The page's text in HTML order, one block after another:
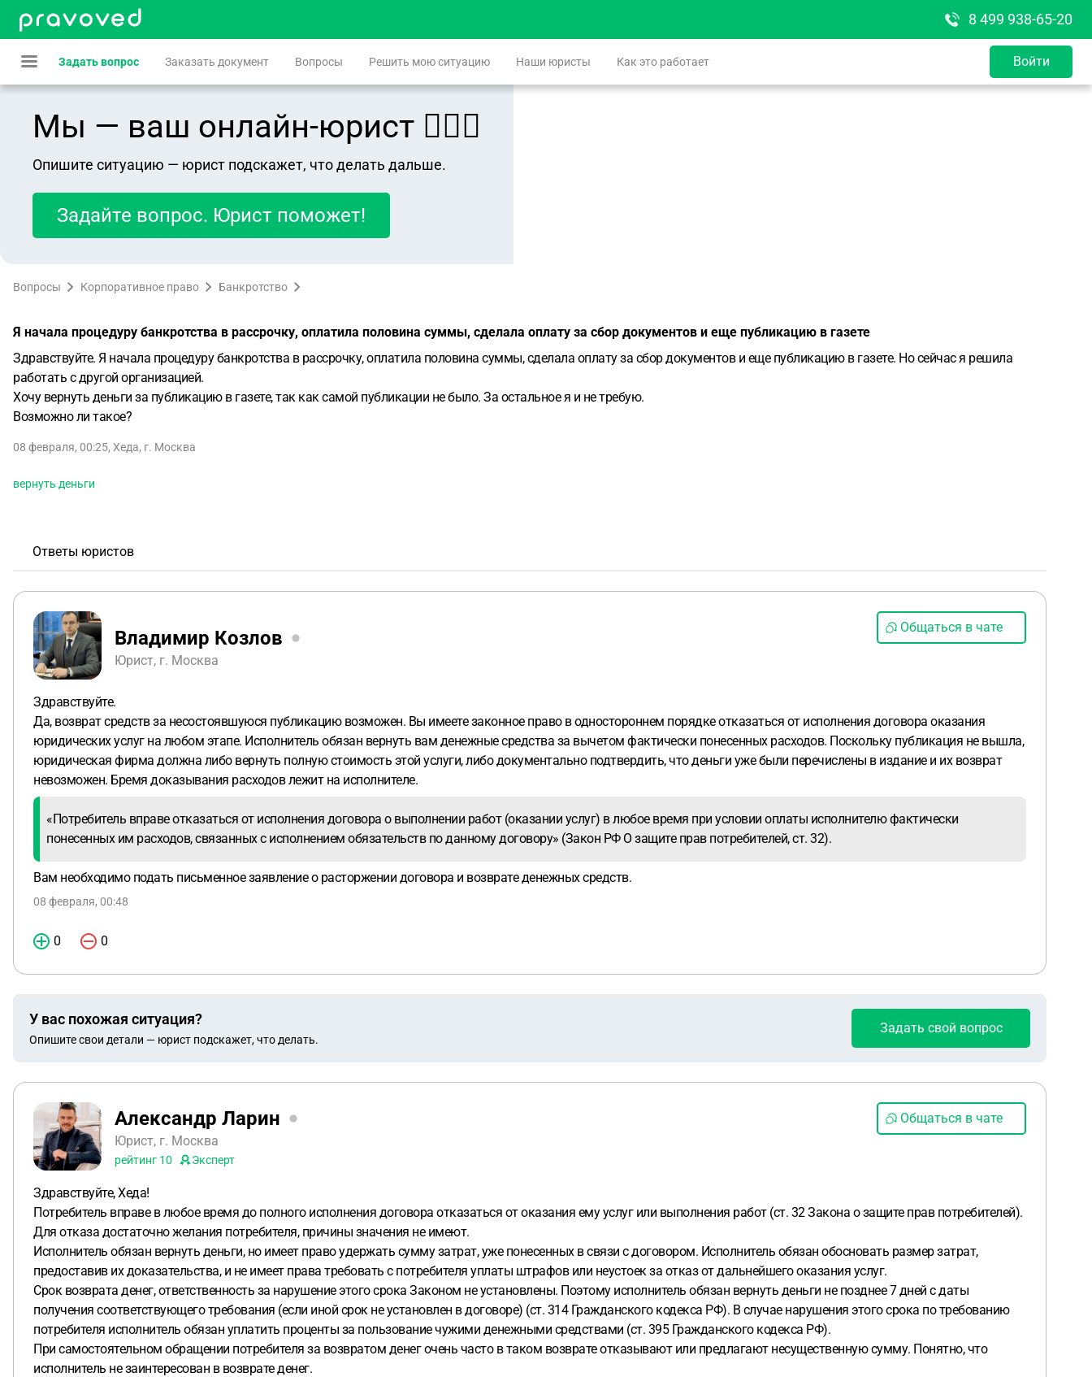
8 499 938-65-20
Задать вопрос Заказать документ Вопросы Решить мою ситуацию Наши юристы Как это работает Войти
Мы — ваш онлайн-юрист 👨🏻‍⚖️
Опишите ситуацию — юрист подскажет, что делать дальше.
Задайте вопрос. Юрист поможет!
Вопросы Корпоративное право Банкротство
Я начала процедуру банкротства в рассрочку, оплатила половина суммы, сделала оплату за сбор документов и еще публикацию в газете
Здравствуйте. Я начала процедуру банкротства в рассрочку, оплатила половина суммы, сделала оплату за сбор документов и еще публикацию в газете. Но сейчас я решила
работать с другой организацией.
Хочу вернуть деньги за публикацию в газете, так как самой публикации не было. За остальное я и не требую.
Возможно ли такое?
08 февраля, 00:25, Хеда, г. Москва
вернуть деньги
Ответы юристов
Владимир Козлов
Юрист, г. Москва
Общаться в чате
Здравствуйте.
Да, возврат средств за несостоявшуюся публикацию возможен. Вы имеете законное право в одностороннем порядке отказаться от исполнения договора оказания
юридических услуг на любом этапе. Исполнитель обязан вернуть вам денежные средства за вычетом фактически понесенных расходов. Поскольку публикация не вышла,
юридическая фирма должна либо вернуть полную стоимость этой услуги, либо документально подтвердить, что деньги уже были перечислены в издание и их возврат
невозможен. Бремя доказывания расходов лежит на исполнителе.
«Потребитель вправе отказаться от исполнения договора о выполнении работ (оказании услуг) в любое время при условии оплаты исполнителю фактически
понесенных им расходов, связанных с исполнением обязательств по данному договору» (Закон РФ О защите прав потребителей, ст. 32).
Вам необходимо подать письменное заявление о расторжении договора и возврате денежных средств.
08 февраля, 00:48
0 0
У вас похожая ситуация?
Опишите свои детали — юрист подскажет, что делать.
Задать свой вопрос
Александр Ларин
Юрист, г. Москва
рейтинг 10 Эксперт
Общаться в чате
Здравствуйте, Хеда!
Потребитель вправе в любое время до полного исполнения договора отказаться от оказания ему услуг или выполнения работ (ст. 32 Закона о защите прав потребителей).
Для отказа достаточно желания потребителя, причины значения не имеют.
Исполнитель обязан вернуть деньги, но имеет право удержать сумму затрат, уже понесенных в связи с договором. Исполнитель обязан обосновать размер затрат,
предоставив их доказательства, и не имеет права требовать с потребителя уплаты штрафов или неустоек за отказ от дальнейшего оказания услуг.
Срок возврата денег, ответственность за нарушение этого срока Законом не установлены. Поэтому исполнитель обязан вернуть деньги не позднее 7 дней с даты
получения соответствующего требования (если иной срок не установлен в договоре) (ст. 314 Гражданского кодекса РФ). В случае нарушения этого срока по требованию
потребителя исполнитель обязан уплатить проценты за пользование чужими денежными средствами (ст. 395 Гражданского кодекса РФ).
При самостоятельном обращении потребителя за возвратом денег очень часто в таком возврате отказывают или предлагают несущественную сумму. Понятно, что
исполнитель не заинтересован в возврате денег.